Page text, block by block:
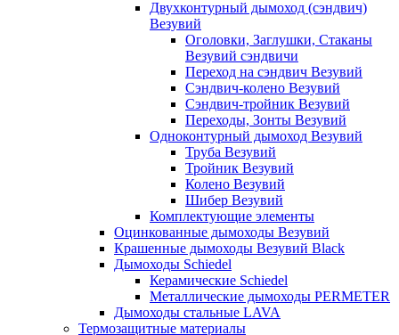
Двухконтурный дымоход (сэндвич)
Везувий
Оголовки, Заглушки, Стаканы
Везувий сэндвичи
Переход на сэндвич Везувий
Сэндвич-колено Везувий
Сэндвич-тройник Везувий
Переходы, Зонты Везувий
Одноконтурный дымоход Везувий
Труба Везувий
Тройник Везувий
Колено Везувий
Шибер Везувий
Комплектующие элементы
Оцинкованные дымоходы Везувий
Крашенные дымоходы Везувий Black
Дымоходы Schiedel
Керамические Schiedel
Металлические дымоходы PERMETER
Дымоходы стальные LAVA
Термозащитные материалы